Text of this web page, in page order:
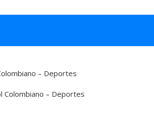
– Deportes